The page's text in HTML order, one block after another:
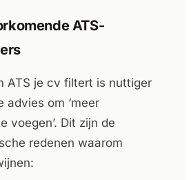
ATS-
ATS je cv filtert is nuttiger
advies om ‘meer
voegen’. Dit zijn de
redenen waarom